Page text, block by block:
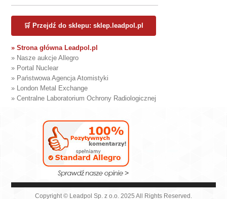
🛒 Przejdź do sklepu: sklep.leadpol.pl
» Strona główna Leadpol.pl
» Nasze aukcje Allegro
» Portal Nuclear
» Państwowa Agencja Atomistyki
» London Metal Exchange
» Centralne Laboratorium Ochrony Radiologicznej
Copyright © Leadpol Sp. z o.o. 2025 All Rights Reserved.